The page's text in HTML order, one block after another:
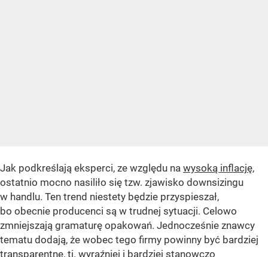
Jak podkreślają eksperci, ze względu na wysoką inflację,
ostatnio mocno nasiliło się tzw. zjawisko downsizingu
w handlu. Ten trend niestety będzie przyspieszał,
bo obecnie producenci są w trudnej sytuacji. Celowo
zmniejszają gramaturę opakowań. Jednocześnie znawcy
tematu dodają, że wobec tego firmy powinny być bardziej
transparentne, tj. wyraźniej i bardziej stanowczo